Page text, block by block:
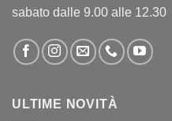
sabato dalle 9.00 alle 12.30
ULTIME NOVITÀ